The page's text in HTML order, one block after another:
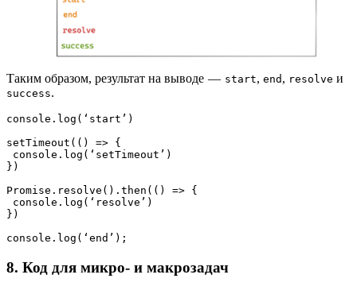
Таким образом, результат на выводе — start, end , resolve и
success.
console.log(‘start’)
setTimeout(() => {
})
Promise.resolve().then(() => {
})
console.log(‘end’);
8. Код для микро- и макрозадач